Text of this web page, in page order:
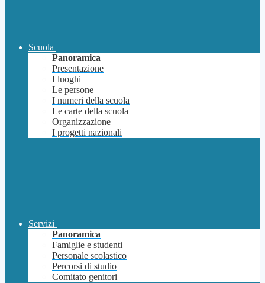
Scuola
Panoramica
Presentazione
I luoghi
Le persone
I numeri della scuola
Le carte della scuola
Organizzazione
I progetti nazionali
Servizi
Panoramica
Famiglie e studenti
Personale scolastico
Percorsi di studio
Comitato genitori